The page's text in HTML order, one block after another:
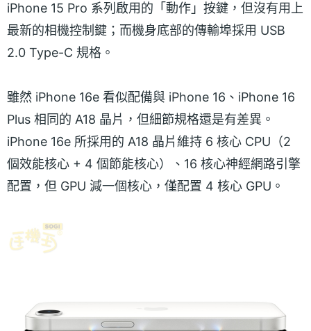
iPhone 15 Pro 系列啟用的「動作」按鍵，但沒有用上
最新的相機控制鍵；而機身底部的傳輸埠採用 USB
2.0 Type-C 規格。
雖然 iPhone 16e 看似配備與 iPhone 16、iPhone 16
Plus 相同的 A18 晶片，但細節規格還是有差異。
iPhone 16e 所採用的 A18 晶片維持 6 核心 CPU（2
個效能核心 + 4 個節能核心）、16 核心神經網路引擎
配置，但 GPU 減一個核心，僅配置 4 核心 GPU。